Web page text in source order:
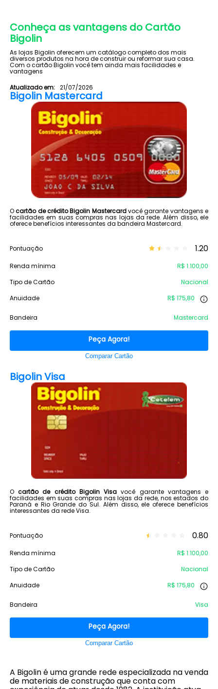
Conheça as vantagens do Cartão
Bigolin
As lojas Bigolin oferecem um catálogo completo dos mais
diversos produtos na hora de construir ou reformar sua casa.
Com o cartão Bigolin você tem ainda mais facilidades e
vantagens
Atualizado em: 21/07/2026
Bigolin Mastercard
Ocartão de crédito Bigolin Mastercardvocê garante vantagens e
facilidades em suas compras nas lojas da rede. Além disso, ele
oferece benefícios interessantes da bandeira Mastercard.
Pontuação 1.20
Renda mínima
R$ 1.100,00
Tipo de Cartão
Nacional
Anuidade
R$ 175,80
Bandeira Mastercard
Peça Agora!
Comparar Cartão
Bigolin Visa
Ocartão de crédito Bigolin Visa você garante vantagens e
facilidades em suas compras nas lojas da rede, nos estados do
Paraná e Rio Grande do Sul. Além disso, ele oferece benefícios
interessantes da rede Visa.
Pontuação 0.80
Renda mínima
R$ 1.100,00
Tipo de Cartão
Nacional
Anuidade
R$ 175,80
Bandeira Visa
Peça Agora!
Comparar Cartão
A Bigolin é uma grande rede especializada na venda
de materiais de construção que conta com